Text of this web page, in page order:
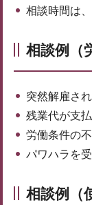
相談時間は
相談例（
突然解雇さ
残業代が支
労働条件の
パワハラを
相談例（